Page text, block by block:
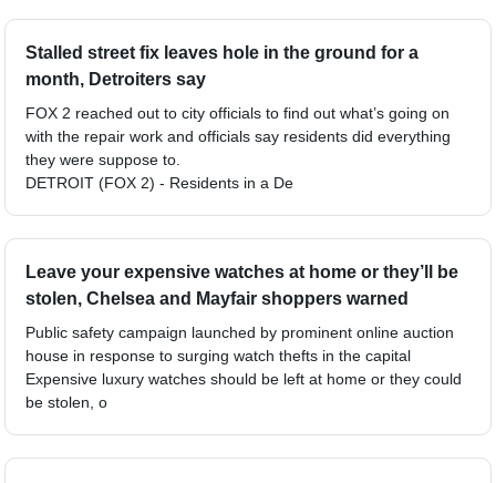
Stalled street fix leaves hole in the ground for a
month, Detroiters say
FOX 2 reached out to city officials to find out what’s going on
with the repair work and officials say residents did everything
they were suppose to.
DETROIT (FOX 2) - Residents in a De
Leave your expensive watches at home or they’ll be
stolen, Chelsea and Mayfair shoppers warned
Public safety campaign launched by prominent online auction
house in response to surging watch thefts in the capital
Expensive luxury watches should be left at home or they could
be stolen, o